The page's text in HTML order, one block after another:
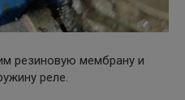
резиновую мембрану и
реле.